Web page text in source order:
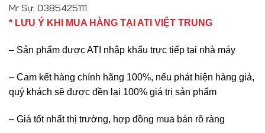
Mr Sự: 0385425111
* LƯU Ý KHI MUA HÀNG TẠI ATI VIỆT TRUNG
– Sản phẩm được ATI nhập khẩu trực tiếp tại nhà máy
– Cam kết hàng chính hãng 100%, nếu phát hiện hàng giả,
quý khách sẽ được đền lại 100% giá trị sản phẩm
– Giá tốt nhất thị trường, hợp đồng mua bán rõ ràng